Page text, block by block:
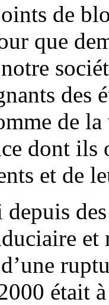
de
que
des
de
dont
et de
et
était